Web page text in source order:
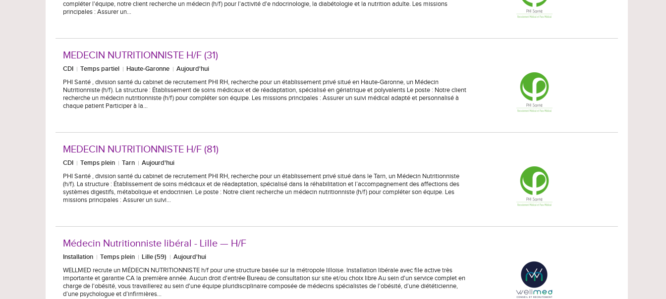
compléter l'équipe, notre client recherche un médecin (h/f) pour l'activité d'e ndocrinologie, la diabétologie et la nutrition adulte. Les missions
principales : Assurer un…
MEDECIN NUTRITIONNISTE H/F (31)
CDI Temps partiel Haute-Garonne
Aujourd'hui
PHI Santé , division santé du cabinet de recrutement PHI RH, recherche pour un établissement privé situé en Haute-Garonne, un Médecin
Nutritionniste (h/f). La structure : Établissement de soins médicaux et de réadaptation, spécialisé en gériatrique et polyvalents Le poste : Notre client
recherche un médecin nutritionniste (h/f) pour compléter son équipe. Les missions principales : Assurer un suivi médical adapté et personnalisé à
chaque patient Participer à la…
MEDECIN NUTRITIONNISTE H/F (81)
CDI Temps plein Tarn
Aujourd'hui
PHI Santé , division santé du cabinet de recrutement PHI RH, recherche pour un établissement privé situé dans le Tarn, un Médecin Nutritionniste
(h/f). La structure : Établissement de soins médicaux et de réadaptation, spécialisé dans la réhabilitation et l’accompagnement des affections des
systèmes digestifs, métabolique et endocrinien. Le poste : Notre client recherche un médecin nutritionniste (h/f) pour compléter son équipe. Les
missions principales : Assurer un suivi…
Médecin Nutritionniste libéral - Lille — H/F
Installation Temps plein Lille (59)
Aujourd'hui
WELLMED recrute un MÉDECIN NUTRITIONNISTE h/f pour une structure basée sur la métropole lilloise. Installation libérale avec file active très
importante et garantie CA la première année. Aucun droit d'entrée Bureau de consultation sur site et/ou choix libre Au sein d'un service complet en
charge de l'obésité, vous travaillerez au sein d'une équipe pluridisciplinaire composée de médecins spécialistes de l'obésité, d’une diététicienne,
d’une psychologue et d’infirmières…